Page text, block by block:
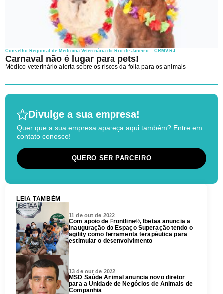
Conselho Regional de Medicina Veterinária do Rio de Janeiro – CRMV-RJ
Carnaval não é lugar para pets!
Médico-veterinário alerta sobre os riscos da folia para os animais
Divulge a sua empresa!
Quer que a sua empresa apareça aqui também? Entre em
contato conosco!
QUERO SER PARCEIRO
LEIA TAMBÉM
11 de out de 2022
Com apoio de Frontline®, Ibetaa anuncia a
inauguração do Espaço Superação tendo o
agility como ferramenta terapêutica para
estimular o desenvolvimento
13 de out de 2022
MSD Saúde Animal anuncia novo diretor
para a Unidade de Negócios de Animais de
Companhia